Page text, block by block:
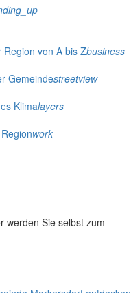
von A bis Zbusiness
Gemeindestreetview
Klimalayers
work
werden Sie selbst zum